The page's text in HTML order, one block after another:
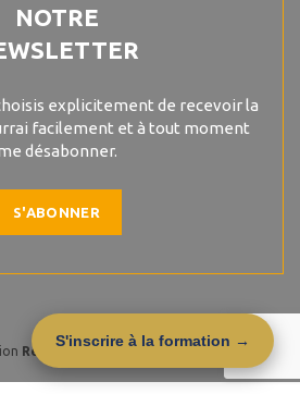
S'inscrire à la formation →
NOTRE
explicitement de recevoir la
facilement et à tout moment
désabonner.
S'ABONNER
Referencemoi . Agence digitale Lille